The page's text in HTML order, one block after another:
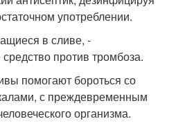
употреблении.
в сливе, -
против тромбоза.
помогают бороться со
с преждевременным
организма.